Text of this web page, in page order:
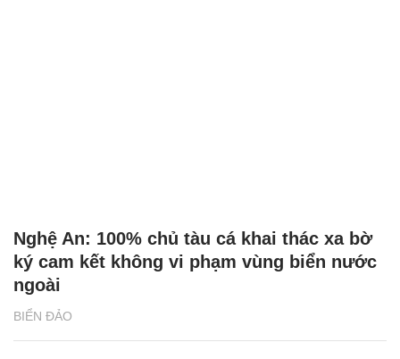
BIỂN ĐẢO
Nghệ An: 100% chủ tàu cá khai thác xa bờ
ký cam kết không vi phạm vùng biển nước
ngoài